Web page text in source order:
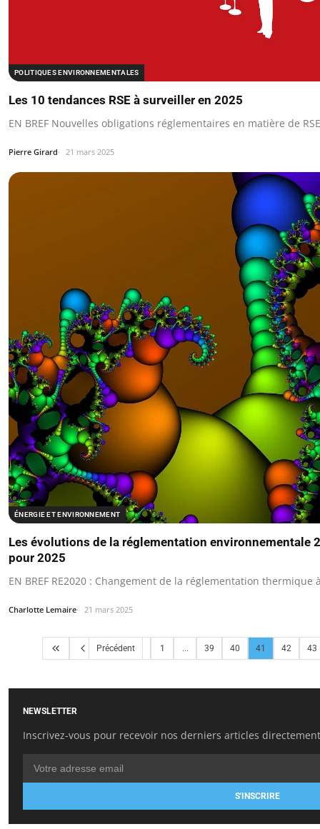
POLITIQUES ENVIRONNEMENTALES
Les 10 tendances RSE à surveiller en 2025
EN BREF Nouvelles obligations réglementaires en matière de
Pierre Girard 21 mars 2025
ÉNERGIE ET ENVIRONNEMENT
Les évolutions de la réglementation environnementale
pour 2025
EN BREF RE2020 : Changement de la réglementation
Charlotte Lemaire 21 mars 2025
Précédent 1 ... 39 40 41 42 43
NEWSLETTER
Inscrivez-vous pour recevoir nos derniers articles
S'INSCRIRE